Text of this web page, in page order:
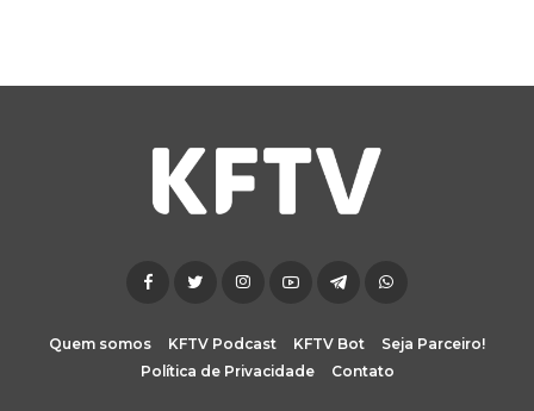
Quem somos KFTV Podcast KFTV Bot
Seja Parceiro!
Política de Privacidade
Contato